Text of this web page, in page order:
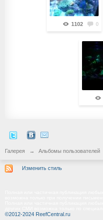
1102 0
Галерея → Альбомы пользователей
Изменить стиль
©2012-2024 ReefCentral.ru